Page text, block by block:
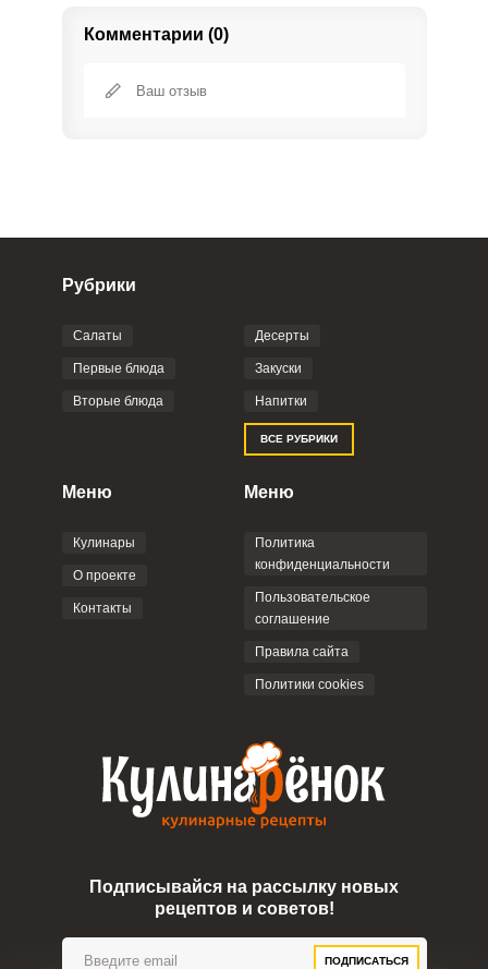
Комментарии (0)
Фото до 4 шт, до 5 mb
Отправляя эту форму, вы соглашаетесь с
Политикой
Пользовательским
соглашением
Рубрики
Салаты
Первые блюда
Вторые блюда
Десерты
Закуски
Напитки
ВСЕ РУБРИКИ
Меню
Кулинары
О проекте
Контакты
Меню
Политика
конфиденциальности
Пользовательское
соглашение
Правила сайта
Политики cookies
Подписывайся на рассылку новых
рецептов и советов!
ПОДПИСАТЬСЯ